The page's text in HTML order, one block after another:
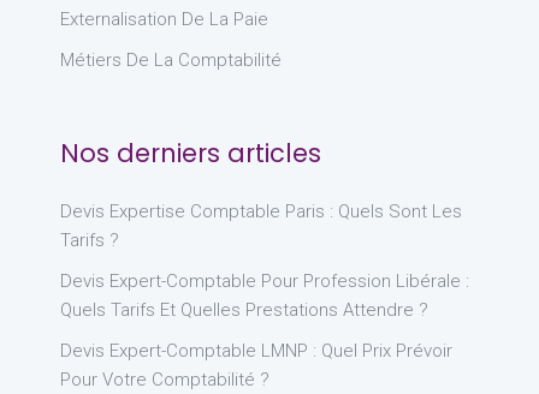
Externalisation De La Paie
Métiers De La Comptabilité
Nos derniers articles
Devis Expertise Comptable Paris : Quels Sont Les
Tarifs ?
Devis Expert-Comptable Pour Profession Libérale :
Quels Tarifs Et Quelles Prestations Attendre ?
Devis Expert-Comptable LMNP : Quel Prix Prévoir
Pour Votre Comptabilité ?